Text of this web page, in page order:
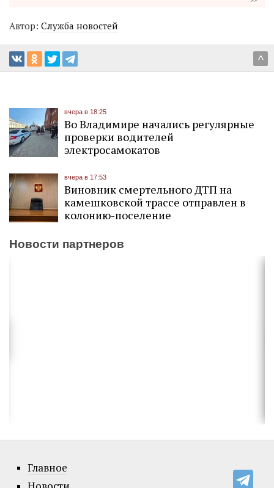
Автор: Служба новостей
^
вчера в 18:25
Во Владимире начались регулярные
проверки водителей
электросамокатов
вчера в 17:53
Виновник смертельного ДТП на
камешковской трассе отправлен в
колонию-поселение
Новости партнеров
Главное